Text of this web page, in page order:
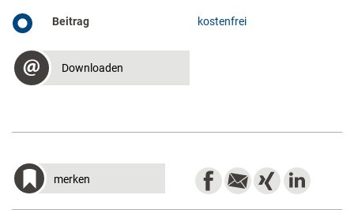
Beitrag kostenfrei
Downloaden
merken